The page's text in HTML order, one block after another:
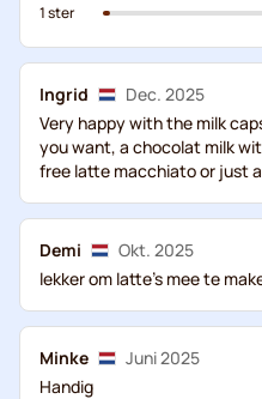
1 ster
Ingrid
Dec. 2025
Very happy with the milk
you want, a chocolat milk
free latte macchiato or just
Demi
Okt. 2025
lekker om latte's mee te
Minke
Juni 2025
Handig